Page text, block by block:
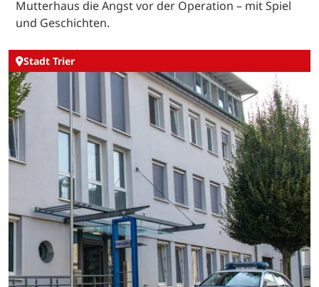
Mutterhaus die Angst vor der Operation – mit Spiel
und Geschichten.
Stadt Trier